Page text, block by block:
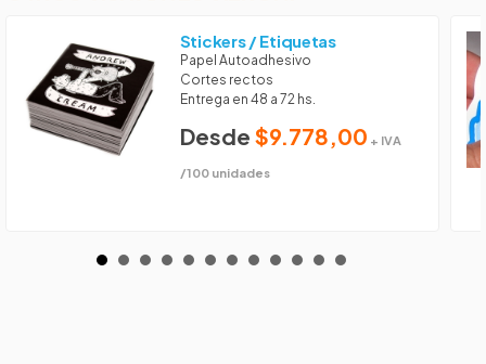
Stickers / Etiquetas
Papel Autoadhesivo
Cortes rectos
Entrega en 48 a 72 hs.
Desde $9.778,00 + IVA
/100 unidades